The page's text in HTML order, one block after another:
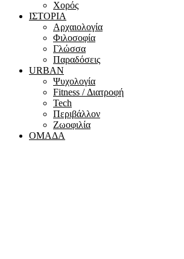
Χορός
ΙΣΤΟΡΙΑ
Αρχαιολογία
Φιλοσοφία
Γλώσσα
Παραδόσεις
URBAN
Ψυχολογία
Fitness / Διατροφή
Tech
Περιβάλλον
Ζωοφιλία
ΟΜΑΔΑ